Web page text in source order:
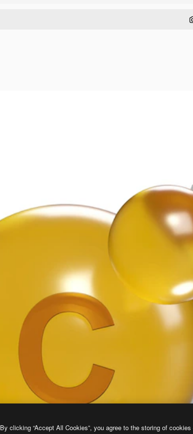
By clicking “Accept All Cookies”, you agree to the storing of